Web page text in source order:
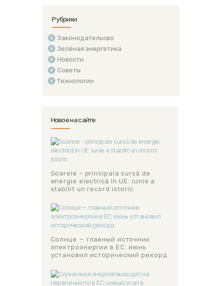
Рубрики
Законодательсво
Зелёная энергетика
Новости
Советы
Технологии
Новое на сайте
Soarele – principala sursă de
energie electrică în UE: iunie a
stabilit un record istoric
Солнце — главный источник
электроэнергии в ЕС: июнь
установил исторический рекорд